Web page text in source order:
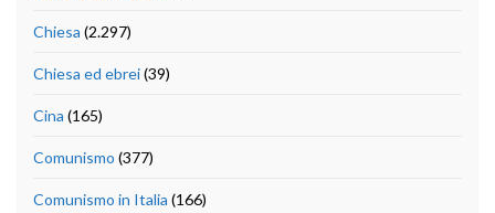
Chiesa (2.297)
Chiesa ed ebrei(39)
Cina (165)
Comunismo (377)
Comunismo in Italia (166)